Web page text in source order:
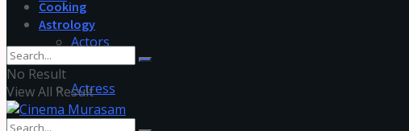
Actors
Actress
Cooking
Astrology
No Result
View All Result